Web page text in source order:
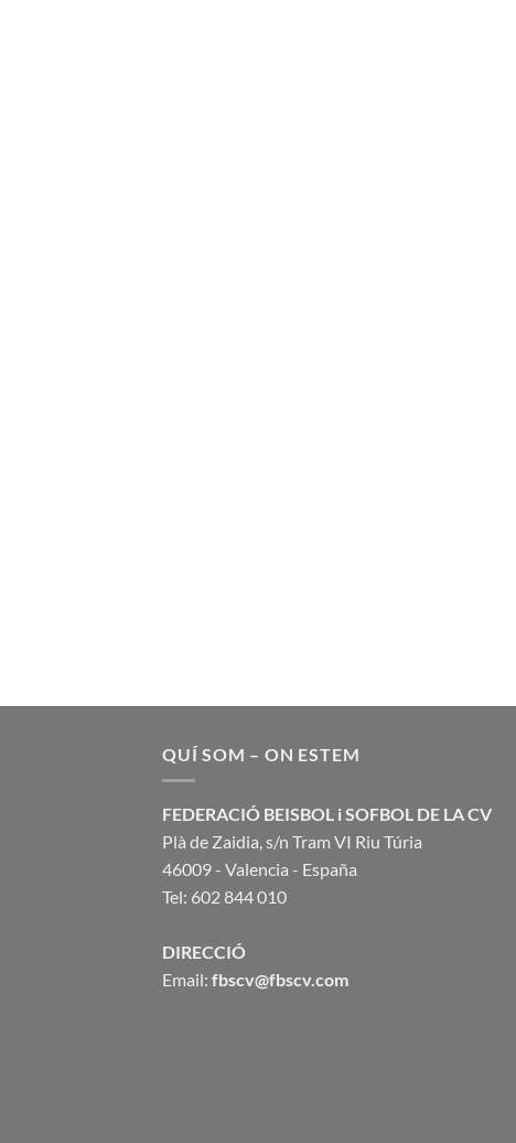
QUÍ SOM – ON ESTEM
FEDERACIÓ BEISBOL i SOFBOL DE LA CV
Plà de Zaidia, s/n Tram VI Riu Túria
46009 - Valencia - España
Tel: 602 844 010
DIRECCIÓ
Email: fbscv@fbscv.com